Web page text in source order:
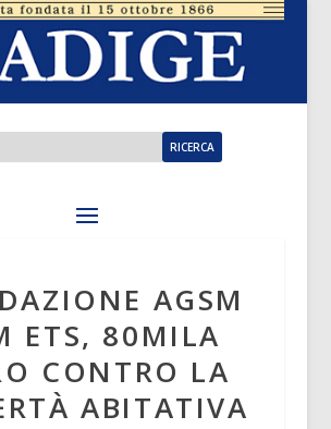
AGSM
ETS, 80MILA
CONTRO LA
ABITATIVA